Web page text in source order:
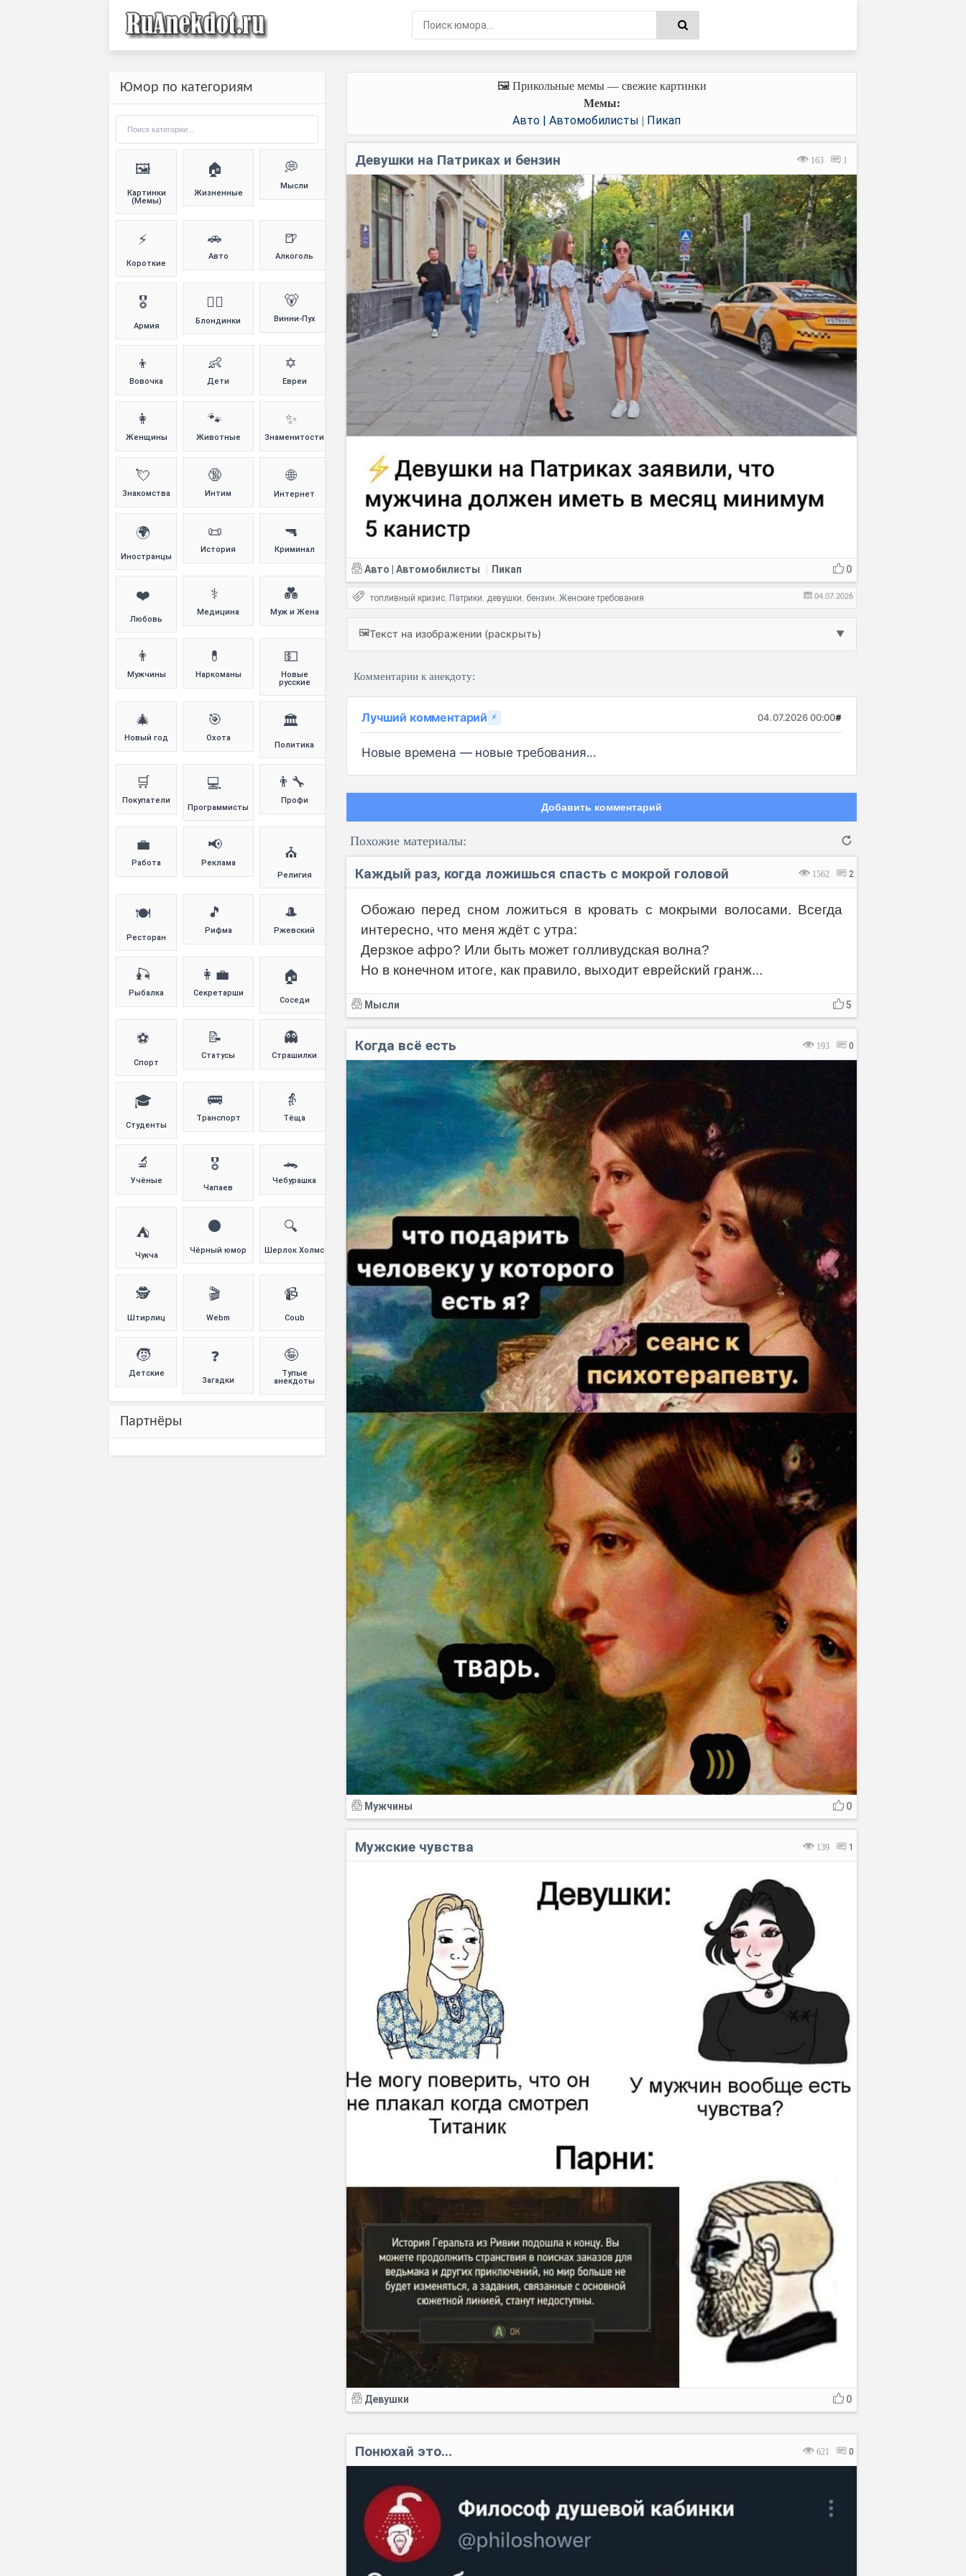
🖼️ Прикольные мемы — свежие картинки
Мемы:
Авто | Автомобилисты | Пикап
163 1
Девушки на Патриках и бензин
0
Авто | Автомобилисты Пикап
04.07.2026
топливный кризис, Патрики, девушки, бензин, Женские требования
🖼️Текст на изображении (раскрыть) ▼
Комментарии к анекдоту:
Лучший комментарий ⚡ 04.07.2026 00:00#
Новые времена — новые требования...
Добавить комментарий
Похожие материалы:
1562 2
Каждый раз, когда ложишься спасть с мокрой головой
Обожаю перед сном ложиться в кровать с мокрыми волосами. Всегда
интересно, что меня ждёт с утра:
Дерзкое афро? Или быть может голливудская волна?
Но в конечном итоге, как правило, выходит еврейский гранж...
5
Мысли
193 0
Когда всё есть
0
Мужчины
139 1
Мужские чувства
0
Девушки
621 0
Понюхай это...
Юмор по категориям
🖼️
Картинки
(Мемы)
🏠
Жизненные
💭
Мысли
⚡
Короткие
🚗
Авто
🍺
Алкоголь
🎖️
Армия
👱‍♀️
Блондинки
🐻
Винни-Пух
👦
Вовочка
👶
Дети
✡️
Евреи
👩
Женщины
🐾
Животные
✨
Знаменитости
💘
Знакомства
🔞
Интим
🌐
Интернет
🌍
Иностранцы
📜
История
🔫
Криминал
❤️
Любовь
⚕️
Медицина
💑
Муж и Жена
👨
Мужчины
💊
Наркоманы
💵
Новые
русские
🎄
Новый год
🎯
Охота
🏛️
Политика
🛒
Покупатели
💻
Программисты
👨‍🔧
Профи
💼
Работа
📢
Реклама
⛪
Религия
🍽️
Ресторан
🎵
Рифма
🎩
Ржевский
🎣
Рыбалка
👩‍💼
Секретарши
🏠
Соседи
⚽
Спорт
📝
Статусы
👻
Страшилки
🎓
Студенты
🚌
Транспорт
👵
Тёща
🔬
Учёные
🎖️
Чапаев
🐊
Чебурашка
⛺
Чукча
⚫
Чёрный юмор
🔍
Шерлок Холмс
🕵️
Штирлиц
🎬
Webm
📹
Coub
🧒
Детские
❓
Загадки
🤪
Тупые
анекдоты
Партнёры